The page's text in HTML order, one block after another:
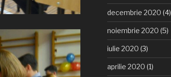
decembrie 2020 (4)
noiembrie 2020 (5)
iulie 2020 (3)
aprilie 2020 (1)